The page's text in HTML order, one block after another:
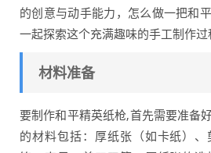
的创意与动手能力，怎么做一把和
一起探索这个充满趣味的手工制作过
材料准备
要制作和平精英纸枪,首先需要准备
的材料包括：厚纸张（如卡纸）